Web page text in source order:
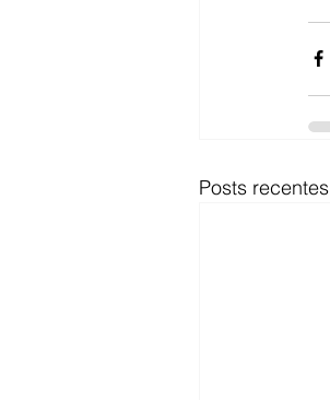
Posts recentes